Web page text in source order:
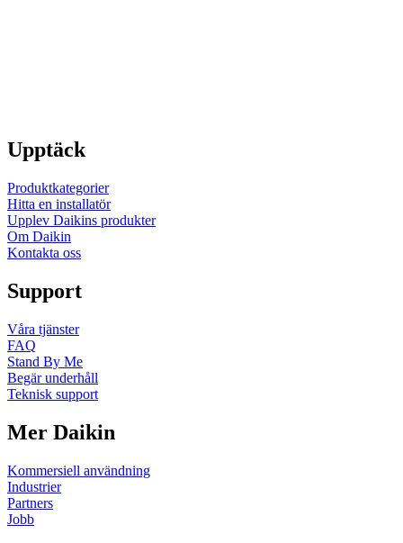
Upptäck
Produktkategorier
Hitta en installatör
Upplev Daikins produkter
Om Daikin
Kontakta oss
Support
Våra tjänster
FAQ
Stand By Me
Begär underhåll
Teknisk support
Mer Daikin
Kommersiell användning
Industrier
Partners
Jobb